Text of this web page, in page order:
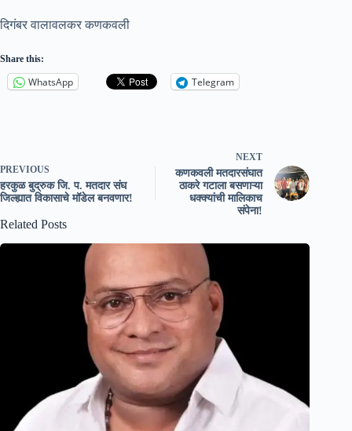
दिगंबर वालावलकर कणकवली
Share this:
WhatsApp Telegram
PREVIOUS
हरकुळ बुद्रुक जि. प. मतदार संघ
जिल्ह्यात विकासाचे मॉडेल बनवणार!
NEXT
कणकवली मतदारसंघात
ठाकरे गटाला बसणाऱ्या
धक्क्यांची मालिकाच
संपेना!
Related Posts